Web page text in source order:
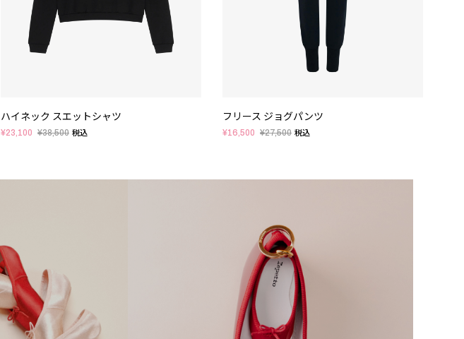
ハイネック スエットシャツ
¥23,100 ¥38,500 税込
フリース ジョグパンツ
¥16,500 ¥27,500 税込